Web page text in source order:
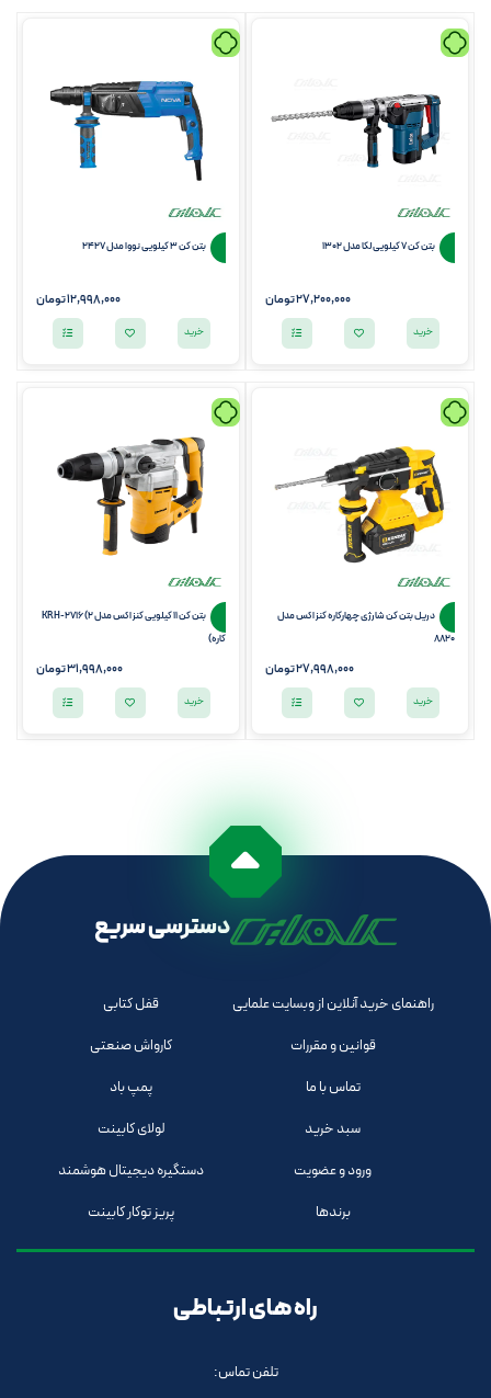
بتن کن 7 کیلویی لکا مدل 1302
27,200,000تومان
خرید
بتن کن 3 کیلویی نووا مدل 2427
12,998,000تومان
خرید
دریل بتن کن شارژی چهارکاره کنزاکس مدل
8820
27,998,000تومان
خرید
بتن کن 11 کیلویی کنزاکس مدل KRH-2716 (2
کاره)
31,998,000تومان
خرید
دسترسی سریع
راهنمای خرید آنلاین از وبسایت علمایی
قوانین و مقررات
تماس با ما
سبد خرید
ورود و عضویت
برندها
قفل کتابی
کارواش صنعتی
پمپ باد
لولای کابینت
دستگیره دیجیتال هوشمند
پریز توکار کابینت
راه های ارتباطی
تلفن تماس: